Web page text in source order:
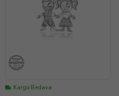
Kargo Bedava